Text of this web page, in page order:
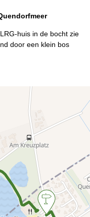
huis in de bocht zie
door een klein bos